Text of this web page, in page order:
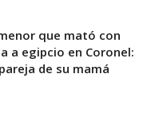
que mató con
a egipcio en Coronel:
de su mamá